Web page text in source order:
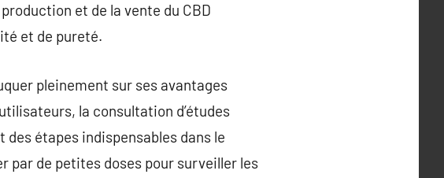
et de la vente du CBD
et de pureté.
pleinement sur ses avantages
la consultation d’études
étapes indispensables dans le
par de petites doses pour surveiller les